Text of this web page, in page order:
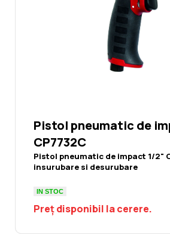
Pistol pneumatic de
CP7732C
Pistol pneumatic de impact 1/2"
insurubare si desurubare
IN STOC
Preț disponibil la cerere.